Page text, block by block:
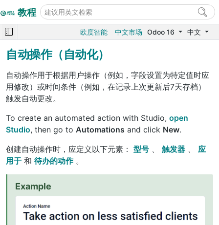
教程
欧度智能 中文市场 Odoo 16 中文
自动操作（自动化）
自动操作用于根据用户操作（例如，字段设置为特定值时应
用修改）或时间条件（例如，在记录上次更新后7天存档）
触发自动更改。
To create an automated action with Studio, open
Studio, then go to Automations and click New.
创建自动操作时，应定义以下元素： 型号 、 触发器 、 应
用于 和 待办的动作。
Example